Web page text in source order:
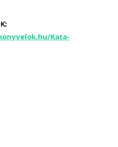
Továbbolvasom »
Kata-